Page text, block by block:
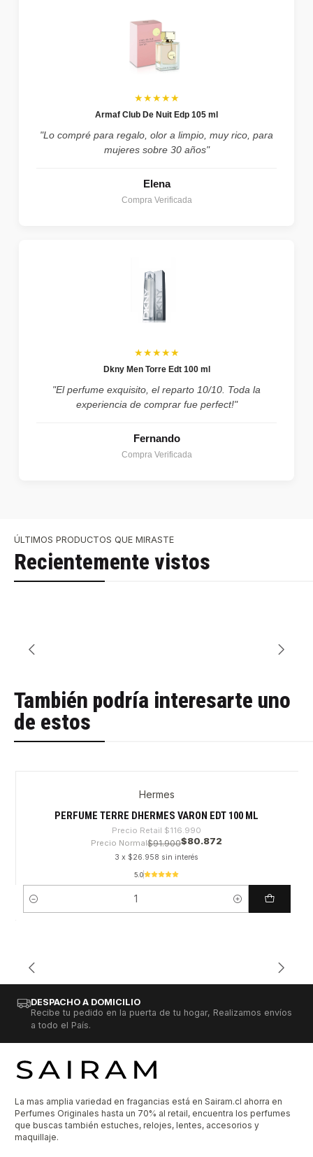
★★★★★
Armaf Club De Nuit Edp 105 ml
"Lo compré para regalo, olor a limpio, muy rico, para
mujeres sobre 30 años"
Elena
Compra Verificada
★★★★★
Dkny Men Torre Edt 100 ml
"El perfume exquisito, el reparto 10/10. Toda la
experiencia de comprar fue perfect!"
Fernando
Compra Verificada
ÚLTIMOS PRODUCTOS QUE MIRASTE
Recientemente vistos
También podría interesarte uno
de estos
Hermes
PERFUME TERRE DHERMES VARON EDT 100 ML
Precio Retail $116.990
Precio Normal$91.900$80.872
3 x $26.958 sin interés
5.0
Cantidad
DESPACHO A DOMICILIO
Recibe tu pedido en la puerta de tu hogar, Realizamos envíos
a todo el País.
La mas amplia variedad en fragancias está en Sairam.cl ahorra en
Perfumes Originales hasta un 70% al retail, encuentra los perfumes
que buscas también estuches, relojes, lentes, accesorios y
maquillaje.